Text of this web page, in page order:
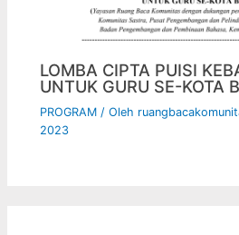
LOMBA CIPTA PUISI
UNTUK GURU SE-KOTA
PROGRAM / Oleh
2023